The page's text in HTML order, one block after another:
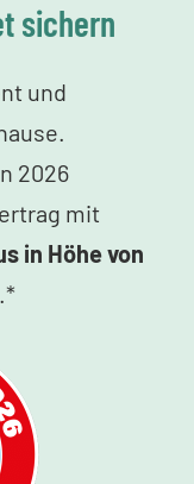
sichern
und
2026
mit
in Höhe von
.*